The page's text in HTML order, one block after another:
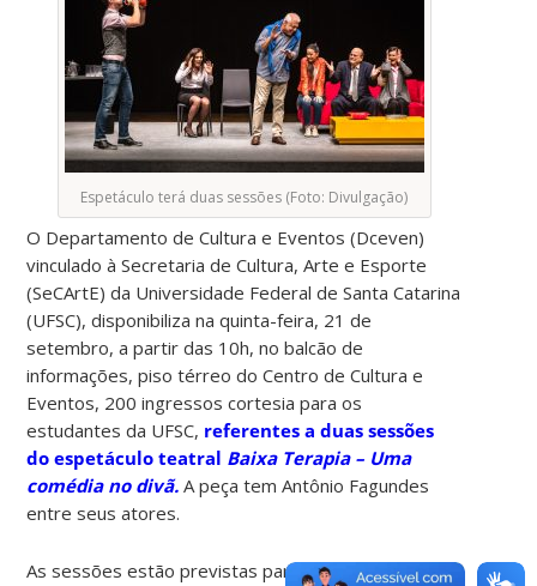
Espetáculo terá duas sessões (Foto: Divulgação)
O Departamento de Cultura e Eventos (Dceven)
vinculado à Secretaria de Cultura, Arte e Esporte
(SeCArtE) da Universidade Federal de Santa Catarina
(UFSC), disponibiliza na quinta-feira, 21 de
setembro, a partir das 10h, no balcão de
informações, piso térreo do Centro de Cultura e
Eventos, 200 ingressos cortesia para os
estudantes da UFSC, referentes a duas sessões
do espetáculo teatral Baixa Terapia – Uma
comédia no divã. A peça tem Antônio Fagundes
entre seus atores.
As sessões estão previstas para ocorrerem no dia